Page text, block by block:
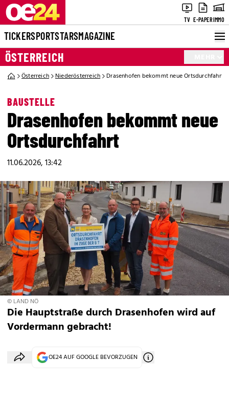
TV E-PAPERIMMO
TICKERSPORTSTARSMAGAZINE
ÖSTERREICH
Österreich Niederösterreich Drasenhofen bekommt neue Ortsdurchfahrt
BAUSTELLE
Drasenhofen bekommt neue
Ortsdurchfahrt
11.06.2026, 13:42
© LAND NÖ
Die Hauptstraße durch Drasenhofen wird auf
Vordermann gebracht!
OE24 AUF GOOGLE BEVORZUGEN